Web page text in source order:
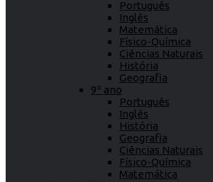
Português
Inglês
Matemática
Físico-Química
Ciências Naturais
História
Geografia
9º ano
Português
Inglês
História
Geografia
Ciências Naturais
Físico-Química
Matemática